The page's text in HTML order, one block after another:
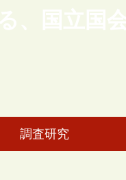
、国立国
調査研究